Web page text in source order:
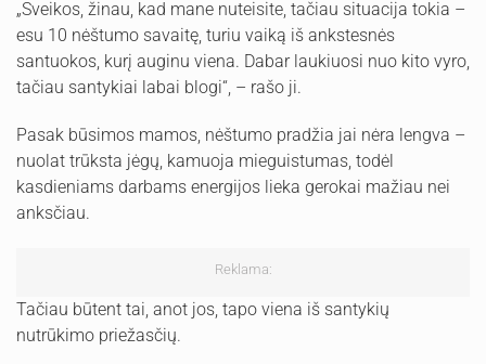
„Sveikos, žinau, kad mane nuteisite, tačiau situacija tokia –
esu 10 nėštumo savaitę, turiu vaiką iš ankstesnės
santuokos, kurį auginu viena. Dabar laukiuosi nuo kito vyro,
tačiau santykiai labai blogi“, – rašo ji.
Pasak būsimos mamos, nėštumo pradžia jai nėra lengva –
nuolat trūksta jėgų, kamuoja mieguistumas, todėl
kasdieniams darbams energijos lieka gerokai mažiau nei
anksčiau.
Reklama:
Tačiau būtent tai, anot jos, tapo viena iš santykių
nutrūkimo priežasčių.